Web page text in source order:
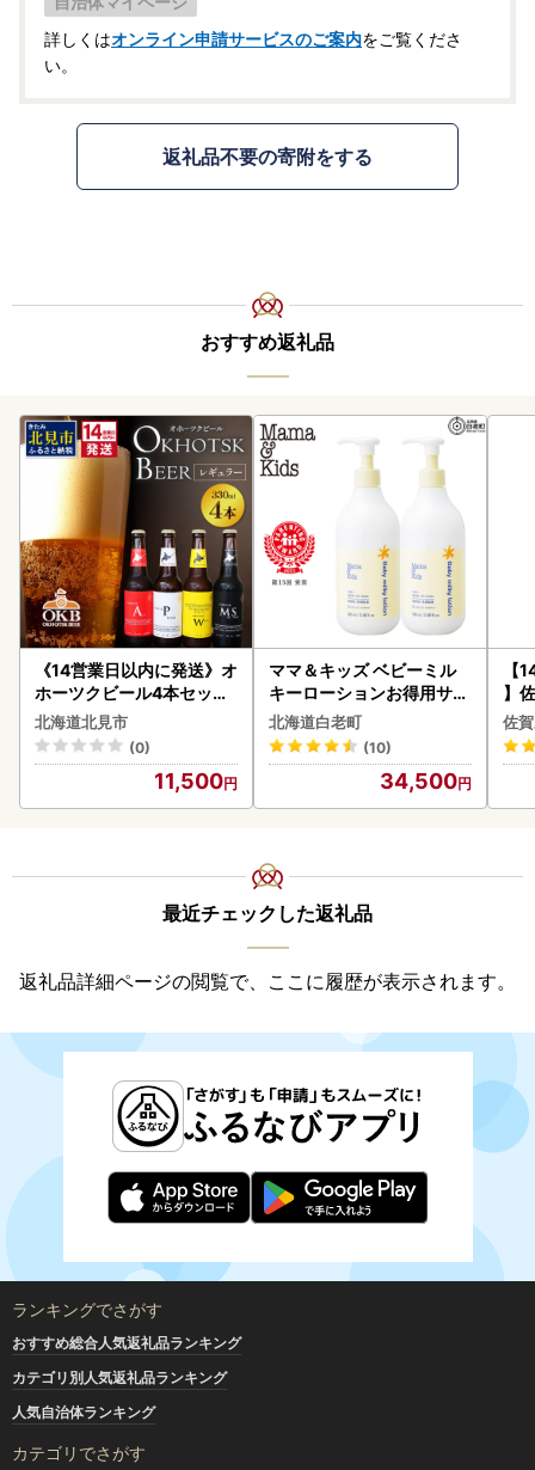
詳しくはオンライン申請サービスのご案内をご覧くださ
い。
返礼品不要の寄附をする
おすすめ返礼品
《14営業日以内に発送》オ
ホーツクビール4本セット
( 飲料 飲み物 お酒 ビール
クラフトビール 瓶ビール
贈答 ギフト 贈り物 お中元
御中元 お歳暮 御歳暮 お祝
い プレゼント モルトビー
北海道北見市
(0)
11,500
ママ＆キッズ ベビーミル
キーローションお得用サイ
ズ 380ml 2本セット CH21
0
北海道白老町
(10)
34,500
【
】
2
佐
最近チェックした返礼品
返礼品詳細ページの閲覧で、ここに履歴が表示されます。
ランキングでさがす
おすすめ総合人気返礼品ランキング
カテゴリ別人気返礼品ランキング
人気自治体ランキング
カテゴリでさがす